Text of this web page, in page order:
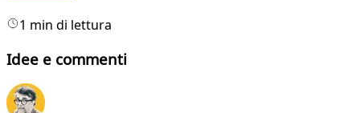
1 min di lettura
Idee e commenti